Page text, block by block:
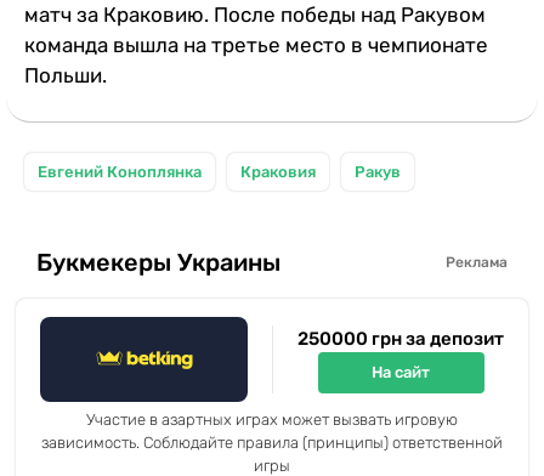
матч за Краковию. После победы над Ракувом
команда вышла на третье место в чемпионате
Польши.
Евгений Коноплянка Краковия Ракув
Букмекеры Украины Реклама
250000 грн за депозит
На сайт
Участие в азартных играх может вызвать игровую
зависимость. Соблюдайте правила (принципы) ответственной
игры